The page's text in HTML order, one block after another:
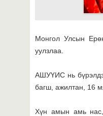
Монгол Улсын
уулзлаа.
АШУҮИС нь
багш, ажилтан, 16
Хүн амын амь нас,